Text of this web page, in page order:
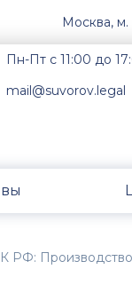
Москва,
Пн-Пт с 11:00 до
mail@suvorov.legal
РФ: